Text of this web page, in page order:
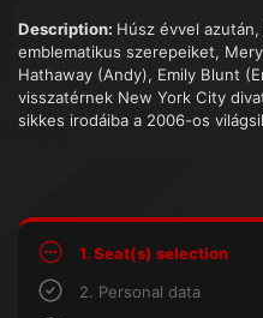
Description: Húsz évvel
emblematikus szerepeiket,
Hathaway (Andy), Emily Blunt
visszatérnek New York City
sikkes irodáiba a 2006-os
1. Seat(s) selection
2. Personal data